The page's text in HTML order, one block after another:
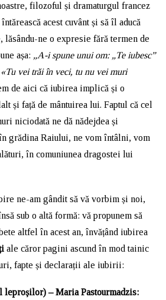
filozoful și dramaturgul francez
acest cuvânt și să îl aducă
lăsându-ne o expresie fără termen de
așa: „A-i spune unui om: „Te iubesc”
«Tu vei trăi în veci, tu nu vei muri
de aici că iubirea implică și o
și față de mântuirea lui. Faptul că cel
niciodată ne dă nădejdea și
grădina Raiului, ne vom întâlni, vom
în comuniunea dragostei lui
ne-am gândit să vă vorbim și noi,
sub o altă formă: vă propunem să
altfel în acest an, învățând iubirea
ale căror pagini ascund în mod tainic
fapte și declarații ale iubirii:
leproșilor) – Maria Pastourmadzis: